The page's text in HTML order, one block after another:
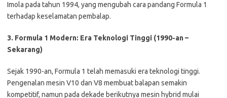
Imola pada tahun 1994, yang mengubah cara pandang Formula 1
terhadap keselamatan pembalap.
3. Formula 1 Modern: Era Teknologi Tinggi (1990-an –
Sekarang)
Sejak 1990-an, Formula 1 telah memasuki era teknologi tinggi.
Pengenalan mesin V10 dan V8 membuat balapan semakin
kompetitif, namun pada dekade berikutnya mesin hybrid mulai